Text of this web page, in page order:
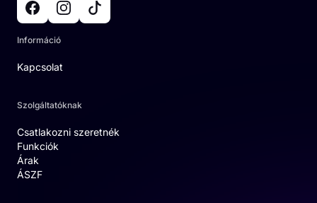
Információ
Kapcsolat
Szolgáltatóknak
Csatlakozni szeretnék
Funkciók
Árak
ÁSZF